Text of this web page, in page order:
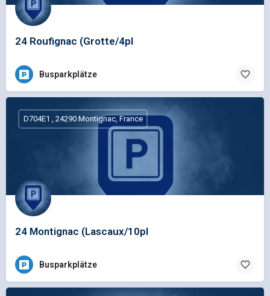
24 Roufignac (Grotte/4pl
Busparkplätze
24 Montignac (Lascaux/10pl
D704E1 , 24290 Montignac, France
Busparkplätze